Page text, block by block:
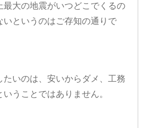
最大の地震がいつどこでくるの
いというのはご存知の通りで
いのは、安いからダメ、工務
うことではありません。